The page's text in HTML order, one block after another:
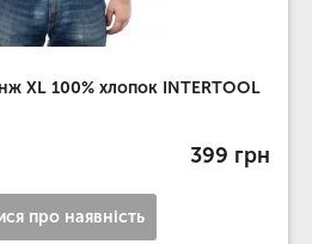
XL 100% хлопок INTERTOOL
399 грн
про наявність